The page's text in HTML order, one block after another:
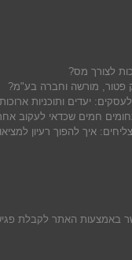
לצורך מס?
פטור, מורשה וחברה בע"מ?
יעדים ותוכניות
איך להפוך רעיון
באמצעות האתר לקבלת